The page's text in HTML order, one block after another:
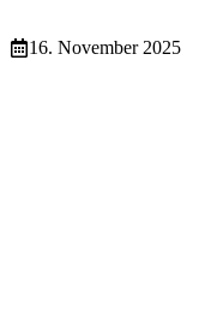
16. November 2025